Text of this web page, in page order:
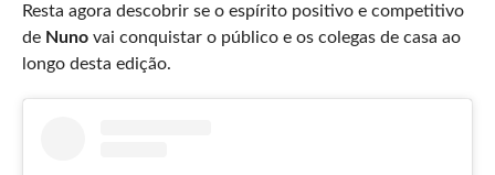
Resta agora descobrir se o espírito positivo e competitivo
de Nunovai conquistar o público e os colegas de casa ao
longo desta edição.